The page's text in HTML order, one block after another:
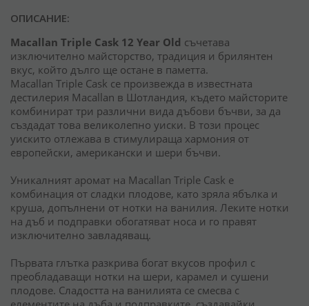
ОПИСАНИЕ:
Macallan Triple Cask 12 Year Old съчетава
изключително майсторство, традиция и брилянтен
вкус, който дълго ще остане в паметта.
Macallan Triple Cask се произвежда в известната
дестилерия Macallan в Шотландия, където майсторите
комбинират три различни вида дъбови бъчви, за да
създадат това великолепно уиски. В този процес
уискито отлежава в стимулираща хармония от
европейски, американски и шери бъчви.
Уникалният аромат на Macallan Triple Cask е
комбинация от сладки плодове, като зряла ябълка и
круша, допълнени от нотки на ванилия. Леките нотки
на дъб и подправки обогатяват носа и го правят
изключително завладяващ.
Първата глътка разкрива богат вкусов профил с
преобладаващи нотки на шери, карамел и сушени
плодове. Сладостта на ванилията се смесва с